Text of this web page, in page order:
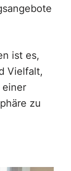
ist es,
Vielfalt,
einer
zu